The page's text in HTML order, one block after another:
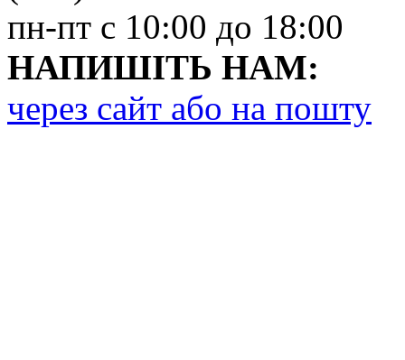
пн-пт с 10:00 до 18:00
НАПИШІТЬ НАМ:
через сайт або на пошту